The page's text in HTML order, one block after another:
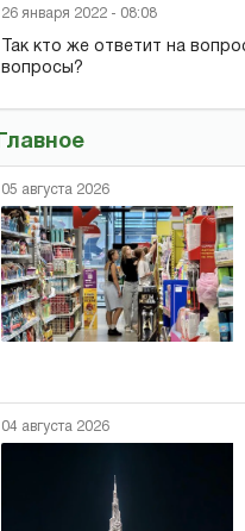
26 января 2022 - 08:08
Так кто же ответит на
вопросы?
Главное
05 августа 2026
04 августа 2026